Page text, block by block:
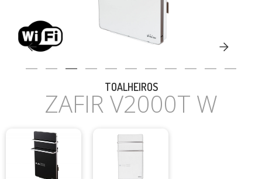
TOALHEIROS
ZAFIR V2000T W